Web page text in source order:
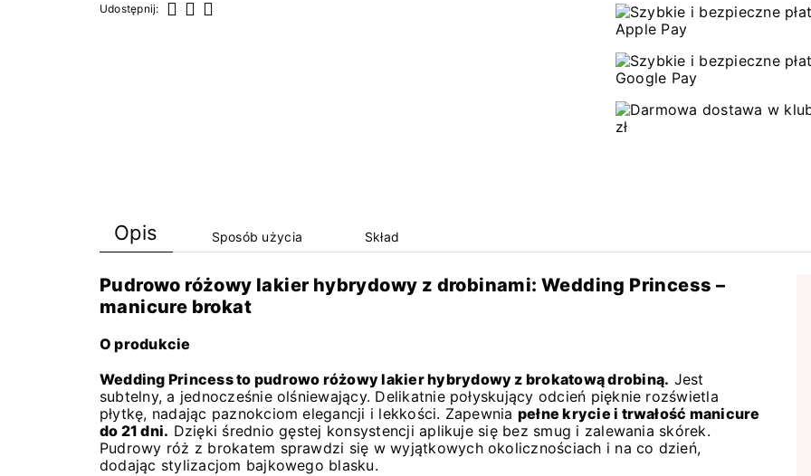
Udostępnij:
Opis Sposób użycia Skład
Pudrowo różowy lakier hybrydowy z drobinami: Wedding Princess –
manicure brokat
O produkcie
Wedding Princess to pudrowo różowy lakier hybrydowy z brokatową drobiną. Jest
subtelny, a jednocześnie olśniewający. Delikatnie połyskujący odcień pięknie rozświetla
płytkę, nadając paznokciom elegancji i lekkości. Zapewnia pełne krycie i trwałość manicure
do 21 dni. Dzięki średnio gęstej konsystencji aplikuje się bez smug i zalewania skórek.
Pudrowy róż z brokatem sprawdzi się w wyjątkowych okolicznościach i na co dzień,
dodając stylizacjom bajkowego blasku.